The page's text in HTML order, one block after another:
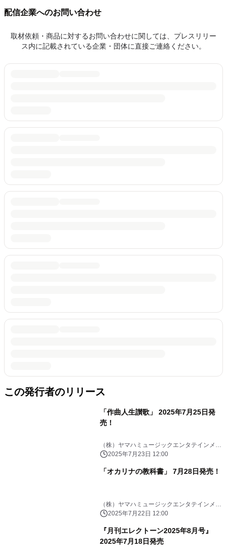
配信企業へのお問い合わせ
取材依頼・商品に対するお問い合わせに関しては、プレスリリー
ス内に記載されている企業・団体に直接ご連絡ください。
この発行者のリリース
「作曲人生讃歌」 2025年7月25日発
売！
（株）ヤマハミュージックエンタテインメン
トHD2025年7月23日 12:00
「オカリナの教科書」 7月28日発売！
（株）ヤマハミュージックエンタテインメン
トHD2025年7月22日 12:00
『月刊エレクトーン2025年8月号』
2025年7月18日発売